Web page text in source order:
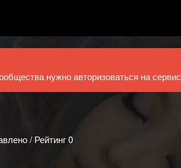
нужно авторизоваться на
/ Рейтинг 0